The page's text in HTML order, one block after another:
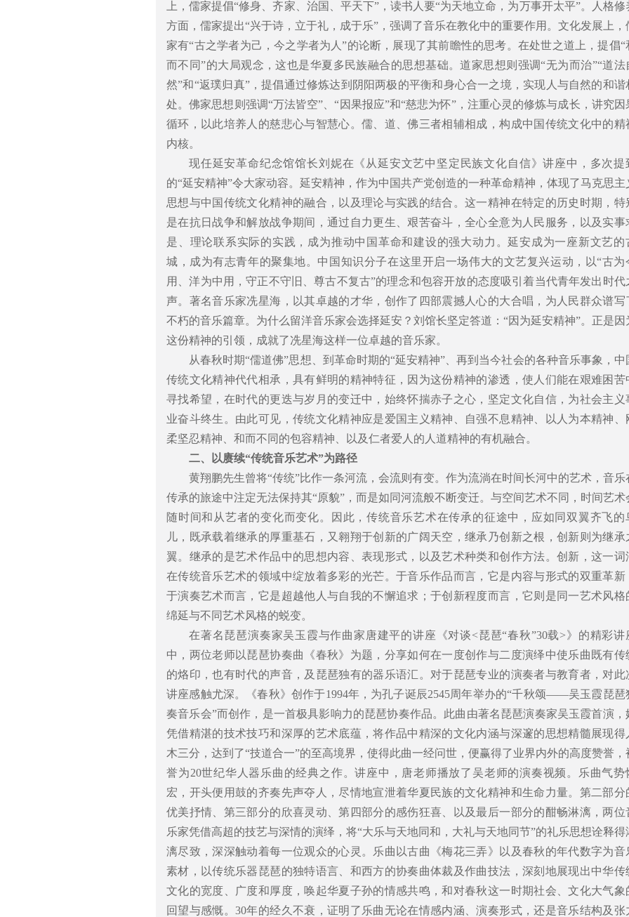
上，儒家提倡“修身、齐家、治国、平天下”，读书人要“为天地立命，为万事开太平”。人格修
方面，儒家提出“兴于诗，立于礼，成于乐”，强调了音乐在教化中的重要作用。文化发展上，
家有“古之学者为己，今之学者为人”的论断，展现了其前瞻性的思考。在处世之道上，提倡“
而不同”的大局观念，这也是华夏多民族融合的思想基础。道家思想则强调“无为而治”“道法
然”和“返璞归真”，提倡通过修炼达到阴阳两极的平衡和身心合一之境，实现人与自然的和谐
处。佛家思想则强调“万法皆空”、“因果报应”和“慈悲为怀”，注重心灵的修炼与成长，讲究因
循环，以此培养人的慈悲心与智慧心。儒、道、佛三者相辅相成，构成中国传统文化中的精
内核。
现任延安革命纪念馆馆长刘妮在《从延安文艺中坚定民族文化自信》讲座中，多次提
的“延安精神”令大家动容。延安精神，作为中国共产党创造的一种革命精神，体现了马克思主
思想与中国传统文化精神的融合，以及理论与实践的结合。这一精神在特定的历史时期，特
是在抗日战争和解放战争期间，通过自力更生、艰苦奋斗，全心全意为人民服务，以及实事
是、理论联系实际的实践，成为推动中国革命和建设的强大动力。延安成为一座新文艺的
城，成为有志青年的聚集地。中国知识分子在这里开启一场伟大的文艺复兴运动，以“古为
用、洋为中用，守正不守旧、尊古不复古”的理念和包容开放的态度吸引着当代青年发出时代
声。著名音乐家冼星海，以其卓越的才华，创作了四部震撼人心的大合唱，为人民群众谱写
不朽的音乐篇章。为什么留洋音乐家会选择延安？刘馆长坚定答道：“因为延安精神”。正是因
这份精神的引领，成就了冼星海这样一位卓越的音乐家。
从春秋时期“儒道佛”思想、到革命时期的“延安精神”、再到当今社会的各种音乐事象，中
传统文化精神代代相承，具有鲜明的精神特征，因为这份精神的渗透，使人们能在艰难困苦
寻找希望，在时代的更迭与岁月的变迁中，始终怀揣赤子之心，坚定文化自信，为社会主义
业奋斗终生。由此可见，传统文化精神应是爱国主义精神、自强不息精神、以人为本精神、
柔坚忍精神、和而不同的包容精神、以及仁者爱人的人道精神的有机融合。
二、以赓续“传统音乐艺术”为路径
黄翔鹏先生曾将“传统”比作一条河流，会流则有变。作为流淌在时间长河中的艺术，音乐
传承的旅途中注定无法保持其“原貌”，而是如同河流般不断变迁。与空间艺术不同，时间艺术
随时间和从艺者的变化而变化。因此，传统音乐艺术在传承的征途中，应如同双翼齐飞的
儿，既承载着继承的厚重基石，又翱翔于创新的广阔天空，继承乃创新之根，创新则为继承
翼。继承的是艺术作品中的思想内容、表现形式，以及艺术种类和创作方法。创新，这一词
在传统音乐艺术的领域中绽放着多彩的光芒。于音乐作品而言，它是内容与形式的双重革新
于演奏艺术而言，它是超越他人与自我的不懈追求；于创新程度而言，它则是同一艺术风格
绵延与不同艺术风格的蜕变。
在著名琵琶演奏家吴玉霞与作曲家唐建平的讲座《对谈<琵琶“春秋”30载>》的精彩讲
中，两位老师以琵琶协奏曲《春秋》为题，分享如何在一度创作与二度演绎中使乐曲既有传
的烙印，也有时代的声音，及琵琶独有的器乐语汇。对于琵琶专业的演奏者与教育者，对此
讲座感触尤深。《春秋》创作于1994年，为孔子诞辰2545周年举办的“千秋颂——吴玉霞琵琶
奏音乐会”而创作，是一首极具影响力的琵琶协奏作品。此曲由著名琵琶演奏家吴玉霞首演，
凭借精湛的技术技巧和深厚的艺术底蕴，将作品中精深的文化内涵与深邃的思想精髓展现得
木三分，达到了“技道合一”的至高境界，使得此曲一经问世，便赢得了业界内外的高度赞誉，
誉为20世纪华人器乐曲的经典之作。讲座中，唐老师播放了吴老师的演奏视频。乐曲气势
宏，开头便用鼓的齐奏先声夺人，尽情地宣泄着华夏民族的文化精神和生命力量。第二部分
优美抒情、第三部分的欣喜灵动、第四部分的感伤狂喜、以及最后一部分的酣畅淋漓，两位
乐家凭借高超的技艺与深情的演绎，将“大乐与天地同和，大礼与天地同节”的礼乐思想诠释得
漓尽致，深深触动着每一位观众的心灵。乐曲以古曲《梅花三弄》以及春秋的年代数字为音
素材，以传统乐器琵琶的独特语言、和西方的协奏曲体裁及作曲技法，深刻地展现出中华传
文化的宽度、广度和厚度，唤起华夏子孙的情感共鸣，和对春秋这一时期社会、文化大气象
回望与感慨。30年的经久不衰，证明了乐曲无论在情感内涵、演奏形式，还是音乐结构及张